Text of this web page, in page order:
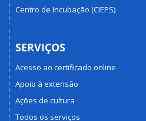
Centro de Incubação (CIEPS)
SERVIÇOS
Acesso ao certificado online
Apoio à extensão
Ações de cultura
Todos os serviços